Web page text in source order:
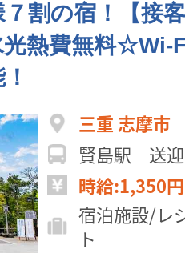
割の宿！【接
熱費無料☆Wi-
三重 志摩市
賢島駅 送
時給:1,350
宿泊施設/レ
ト